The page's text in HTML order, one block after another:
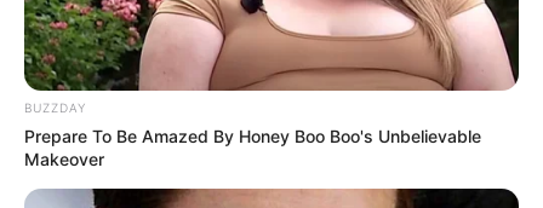
BUZZDAY
Prepare To Be Amazed By Honey Boo Boo's Unbelievable
Makeover